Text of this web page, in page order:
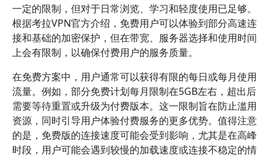
一定的限制，但对于日常浏览、学习和轻度使用已足够。
根据考拉VPN官方介绍，免费用户可以体验到部分高速连
接和基础的加密保护，但在带宽、服务器选择和使用时间
上会有限制，以确保付费用户的服务质量。
在免费方案中，用户通常可以获得有限的每日或每月使用
流量。例如，部分免费计划每月限制在5GB左右，超出后
需要等待重置或升级为付费版本。这一限制旨在防止滥用
资源，同时引导用户体验付费服务的更多优势。值得注意
的是，免费版的连接速度可能会受到影响，尤其是在高峰
时段，用户可能会遇到较慢的加载速度或连接不稳定的情